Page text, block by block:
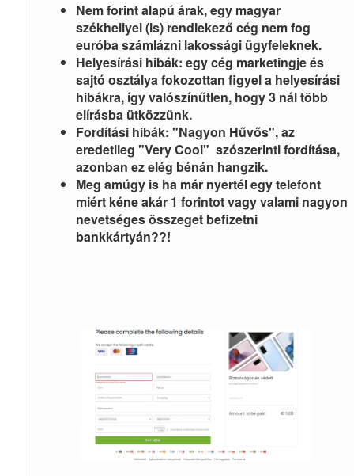
Nem forint alapú árak, egy magyar
székhellyel (is) rendlekező cég nem fog
euróba számlázni lakossági ügyfeleknek.
Helyesírási hibák: egy cég marketingje és
sajtó osztálya fokozottan figyel a helyesírási
hibákra, így valószínűtlen, hogy 3 nál több
elírásba ütközzünk.
Fordítási hibák: "Nagyon Hűvős", az
eredetileg "Very Cool" szószerinti fordítása,
azonban ez elég bénán hangzik.
Meg amúgy is ha már nyertél egy telefont
miért kéne akár 1 forintot vagy valami nagyon
nevetséges összeget befizetni
bankkártyán??!